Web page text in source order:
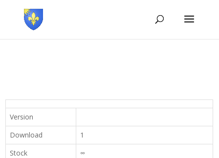
Version
Download
1
Stock
∞